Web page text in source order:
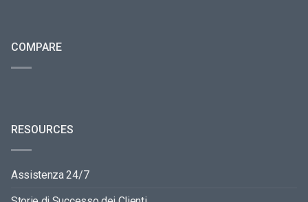
COMPARE
RESOURCES
Assistenza 24/7